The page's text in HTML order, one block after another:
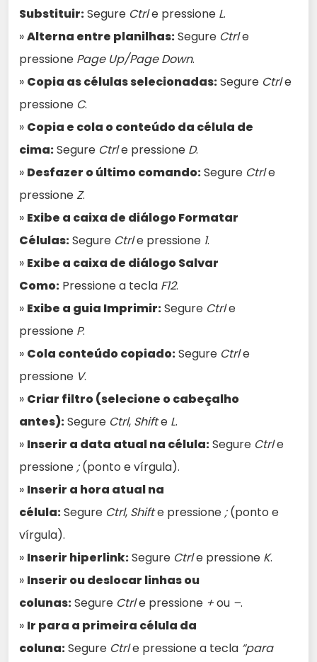
Substituir:Segure Ctrle pressione L.
»Alterna entre planilhas:Segure Ctrle
pressione Page Up/Page Down.
» Copia as células selecionadas:Segure Ctrle
pressione C.
» Copia e cola o conteúdo da célula de
cima:Segure Ctrle pressione D.
» Desfazer o último comando:Segure Ctrle
pressioneZ.
» Exibe a caixa de diálogo Formatar
Células:Segure Ctrle pressione 1.
» Exibe a caixa de diálogo Salvar
Como: Pressione a tecla F12.
» Exibe a guia Imprimir:Segure Ctrle
pressione P.
» Cola conteúdo copiado:Segure Ctrle
pressione V.
» Criar filtro (selecione o cabeçalho
antes):Segure Ctrl, Shifte L.
» Inserir a data atual na célula:Segure Ctrle
pressione;(ponto e vírgula).
» Inserir a hora atual na
célula:Segure Ctrl, Shifte pressione;(ponto e
vírgula).
» Inserir hiperlink:Segure Ctrle pressione K.
» Inserir ou deslocar linhas ou
colunas:Segure Ctrle pressione +ou –.
» Ir para a primeira célula da
coluna:Segure Ctrle pressione a tecla “para